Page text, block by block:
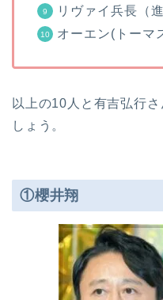
リヴァイ兵長（
オーエン(トーマ
以上の10人と有吉弘行
しょう。
①櫻井翔